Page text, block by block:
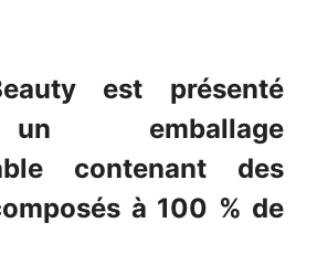
est présenté
emballage
contenant des
à 100 % de